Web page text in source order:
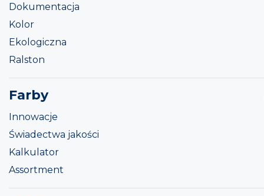
Dokumentacja
Kolor
Ekologiczna
Ralston
Farby
Innowacje
Świadectwa jakości
Kalkulator
Assortment